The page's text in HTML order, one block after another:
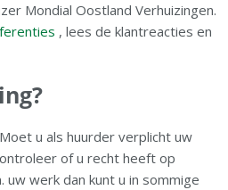
Mondial Oostland Verhuizingen.
, lees de klantreacties en
u als huurder verplicht uw
of u recht heeft op
uw werk dan kunt u in sommige